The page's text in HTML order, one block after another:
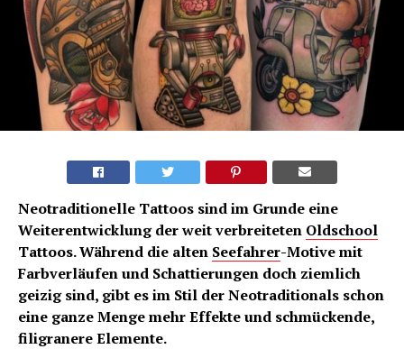
Neotraditionelle Tattoos sind im Grunde eine
Weiterentwicklung der weit verbreiteten Oldschool
Tattoos. Während die alten Seefahrer-Motive mit
Farbverläufen und Schattierungen doch ziemlich
geizig sind, gibt es im Stil der Neotraditionals schon
eine ganze Menge mehr Effekte und schmückende,
filigranere Elemente.